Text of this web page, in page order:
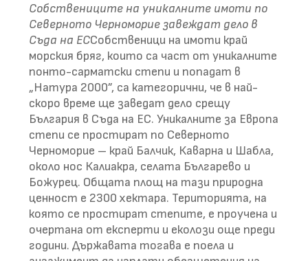
Собствениците на уникалните имоти по
Северното Черноморие завеждат дело в
Съда на ЕССобственици на имоти край
морския бряг, които са част от уникалните
понто-сарматски степи и попадат в
„Натура 2000”, са категорични, че в най-
скоро време ще заведат дело срещу
България в Съда на ЕС. Уникалните за Европа
степи се простират по Северното
Черноморие – край Балчик, Каварна и Шабла,
около нос Калиакра, селата Българево и
Божурец. Общата площ на тази природна
ценност е 2300 хектара. Територията, на
която се простират степите, е проучена и
очертана от експерти и еколози още преди
години. Държавата тогава е поела и